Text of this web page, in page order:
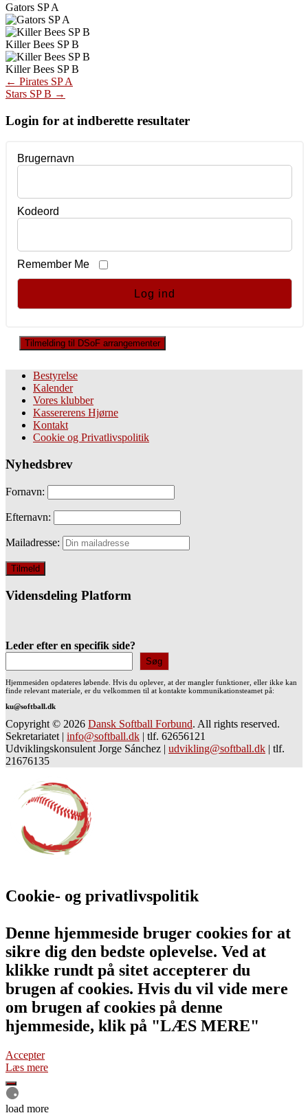
Gators SP A
Killer Bees SP B
Killer Bees SP B
Post
navigation
← Pirates SP A
Stars SP B →
Login for at indberette resultater
Brugernavn
Kodeord
Remember Me
Tilmelding til DSoF arrangementer
Bestyrelse
Kalender
Vores klubber
Kassererens Hjørne
Kontakt
Cookie og Privatlivspolitik
Nyhedsbrev
Fornavn:
Efternavn:
Mailadresse:
Vidensdeling Platform
Leder efter en specifik side?
Søg
Hjemmesiden opdateres løbende. Hvis du oplever, at der mangler funktioner, eller ikke kan
finde relevant materiale, er du velkommen til at kontakte kommunikationsteamet på:
ku@softball.dk
Copyright © 2026 Dansk Softball Forbund. All rights reserved.
Sekretariatet | info@softball.dk | tlf. 62656121
Udviklingskonsulent Jorge Sánchez | udvikling@softball.dk | tlf.
21676135
Cookie- og privatlivspolitik
Denne hjemmeside bruger cookies for at
sikre dig den bedste oplevelse. Ved at
klikke rundt på sitet accepterer du
brugen af cookies. Hvis du vil vide mere
om brugen af cookies på denne
hjemmeside, klik på "LÆS MERE"
Accepter
Læs mere
load more